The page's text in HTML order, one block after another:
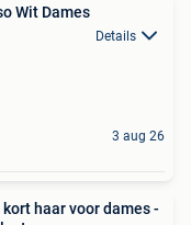
Wit Dames
Details
3 aug 26
haar voor dames -